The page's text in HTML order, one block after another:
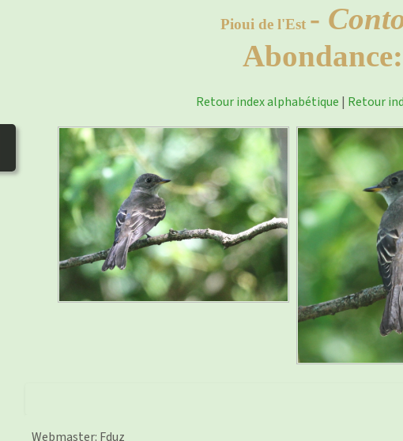
Pioui de l'Est -
Retour index alphabétique | Retour
Webmaster: Fduz